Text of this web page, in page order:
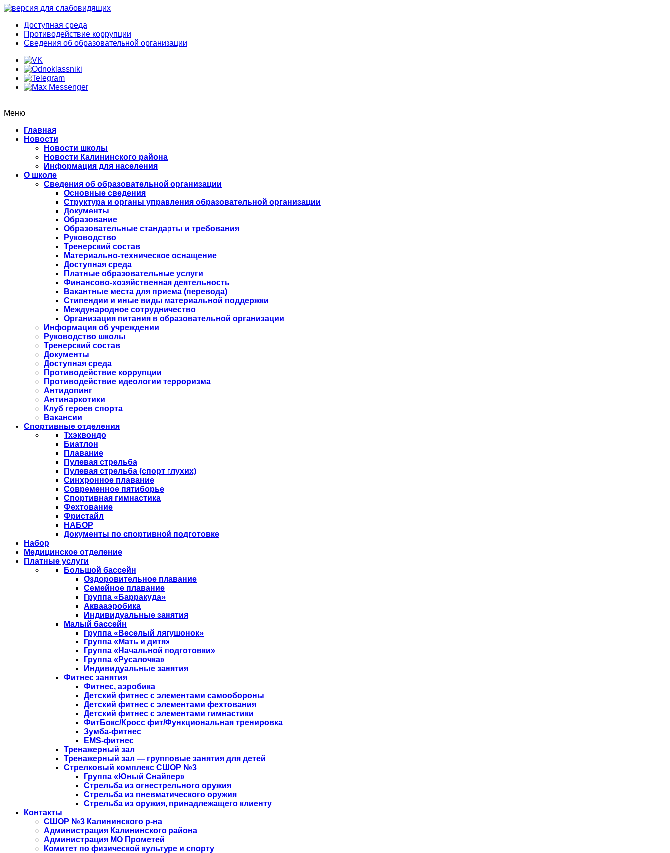
Доступная среда
Противодействие коррупции
Сведения об образовательной организации
Меню
Главная
Новости
Новости школы
Новости Калининского района
Информация для населения
О школе
Сведения об образовательной организации
Основные сведения
Структура и органы управления образовательной организации
Документы
Образование
Образовательные стандарты и требования
Руководство
Тренерский состав
Материально-техническое оснащение
Доступная среда
Платные образовательные услуги
Финансово-хозяйственная деятельность
Вакантные места для приема (перевода)
Стипендии и иные виды материальной поддержки
Международное сотрудничество
Организация питания в образовательной организации
Информация об учреждении
Руководство школы
Тренерский состав
Документы
Доступная среда
Противодействие коррупции
Противодействие идеологии терроризма
Антидопинг
Антинаркотики
Клуб героев спорта
Вакансии
Спортивные отделения
Тхэквондо
Биатлон
Плавание
Пулевая стрельба
Пулевая стрельба (спорт глухих)
Синхронное плавание
Современное пятиборье
Спортивная гимнастика
Фехтование
Фристайл
НАБОР
Документы по спортивной подготовке
Набор
Медицинское отделение
Платные услуги
Большой бассейн
Оздоровительное плавание
Семейное плавание
Группа «Барракуда»
Аквааэробика
Индивидуальные занятия
Малый бассейн
Группа «Веселый лягушонок»
Группа «Мать и дитя»
Группа «Начальной подготовки»
Группа «Русалочка»
Индивидуальные занятия
Фитнес занятия
Фитнес, аэробика
Детский фитнес с элементами самообороны
Детский фитнес с элементами фехтования
Детский фитнес с элементами гимнастики
ФитБокс/Кросс фит/Функциональная тренировка
Зумба-фитнес
EMS-фитнес
Тренажерный зал
Тренажерный зал — групповые занятия для детей
Стрелковый комплекс СШОР №3
Группа «Юный Снайпер»
Стрельба из огнестрельного оружия
Стрельба из пневматического оружия
Стрельба из оружия, принадлежащего клиенту
Контакты
СШОР №3 Калининского р-на
Администрация Калининского района
Администрация МО Прометей
Комитет по физической культуре и спорту